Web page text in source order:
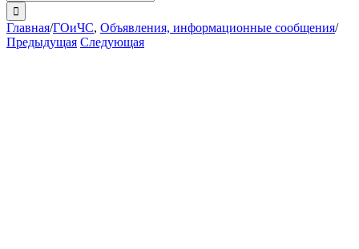
поиска:
Главная/ГОиЧС, Объявления, информационные сообщения/
Предыдущая Следующая